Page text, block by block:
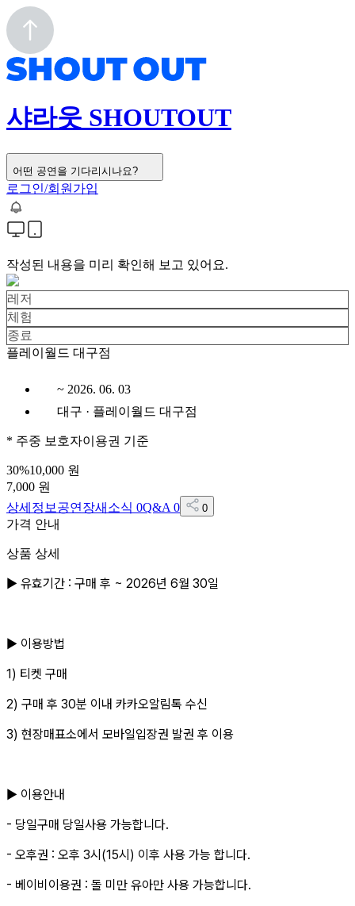
샤라웃 SHOUTOUT
어떤 공연을 기다리시나요?
로그인/회원가입
작성된 내용을 미리 확인해 보고 있어요.
레저
체험
종료
플레이월드 대구점
~ 2026. 06. 03
대구 · 플레이월드 대구점
* 주중 보호자이용권 기준
30%10,000 원
7,000 원
상세정보 공연장새소식 0Q&A 0 0
가격 안내
상품 상세
▶ 유효기간 : 구매 후 ~ 2026년 6월 30일
▶ 이용방법
1) 티켓 구매
2) 구매 후 30분 이내 카카오알림톡 수신
3) 현장매표소에서 모바일입장권 발권 후 이용
▶ 이용안내
- 당일구매 당일사용 가능합니다.
- 오후권 : 오후 3시(15시) 이후 사용 가능 합니다.
- 베이비이용권 : 돌 미만 유아만 사용 가능합니다.